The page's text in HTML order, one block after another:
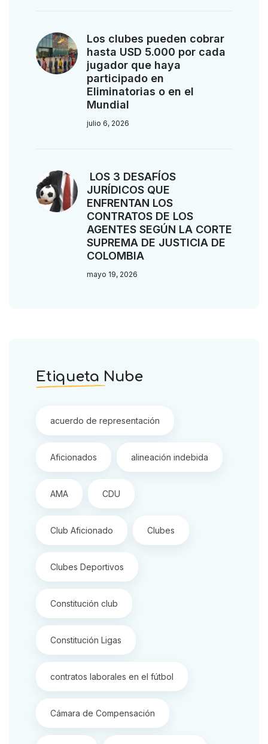
Los clubes pueden cobrar
hasta USD 5.000 por cada
jugador que haya
participado en
Eliminatorias o en el
Mundial
julio 6, 2026
LOS 3 DESAFÍOS
JURÍDICOS QUE
ENFRENTAN LOS
CONTRATOS DE LOS
AGENTES SEGÚN LA CORTE
SUPREMA DE JUSTICIA DE
COLOMBIA
mayo 19, 2026
Etiqueta Nube
acuerdo de representación
Aficionados alineación indebida
AMA CDU
Club Aficionado Clubes
Clubes Deportivos
Constitución club
Constitución Ligas
contratos laborales en el fútbol
Cámara de Compensación